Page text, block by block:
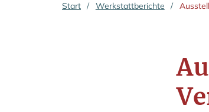
Start / Werkstattberichte /